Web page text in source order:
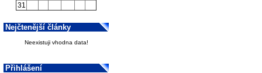
31
Nejčtenější články
Neexistuji vhodna data!
Přihlášení